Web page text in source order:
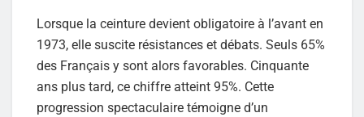
Lorsque la ceinture devient obligatoire à l’avant en
1973, elle suscite résistances et débats. Seuls 65%
des Français y sont alors favorables. Cinquante
ans plus tard, ce chiffre atteint 95%. Cette
progression spectaculaire témoigne d’un